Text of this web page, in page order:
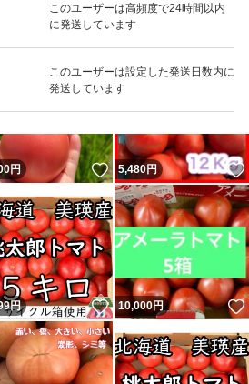
着した後のクレームはご遠慮下さ
方で設定をお願い致します。（お
チラで時間帯設定をする事が出来
ます。）
このユーザーは高頻度で24時間以内
に発送しています
このユーザーは設定した発送日数内に
発送しています
いいね！
5,650
！
円 いいね！
5,480円
！
円 いいね！
10,000円